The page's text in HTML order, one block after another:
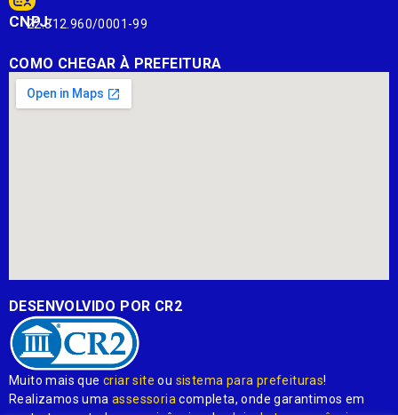
CNPJ:
22.812.960/0001-99
COMO CHEGAR À PREFEITURA
DESENVOLVIDO POR CR2
Muito mais quecriar site ou sistema para prefeituras!
Realizamos umaassessoria completa, onde garantimos em